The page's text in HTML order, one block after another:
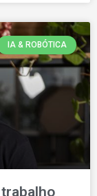
IA & ROBÓTICA